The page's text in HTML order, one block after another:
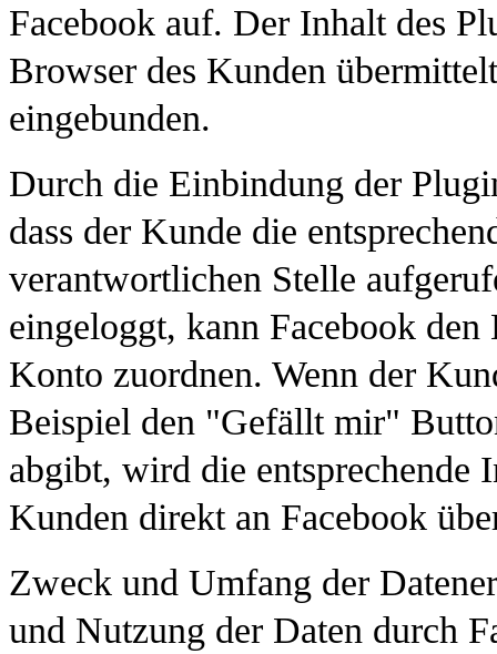
Facebook auf. Der Inhalt des
Browser des Kunden
eingebunden.
Durch die Einbindung der
dass der Kunde die
verantwortlichen Stelle
eingeloggt, kann Facebook
Konto zuordnen. Wenn der
Beispiel den "Gefällt mir"
abgibt, wird die entsprechende
Kunden direkt an Facebook
Zweck und Umfang der
und Nutzung der Daten durch